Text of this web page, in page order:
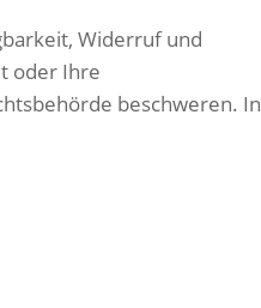
Widerruf und
oder Ihre
beschweren. In